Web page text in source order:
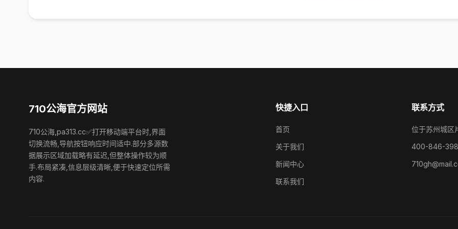
710公海官方网站
710公海,pa313.cc✅打开移动端平台时,界面
切换流畅,导航按钮响应时间适中.部分多源数
据展示区域加载略有延迟,但整体操作较为顺
手.布局紧凑,信息层级清晰,便于快速定位所需
内容.
快捷入口
首页
关于我们
新闻中心
联系我们
联系方式
位于苏州城区
400-846-